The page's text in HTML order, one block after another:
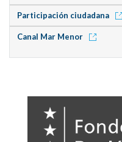
Participación ciudadana
Canal Mar Menor